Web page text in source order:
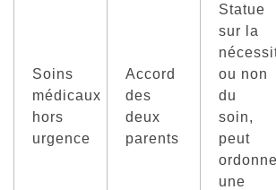
Soins
médicaux
hors
urgence
Accord
des
deux
parents
Statue
sur la
ou non
du
soin,
peut
une